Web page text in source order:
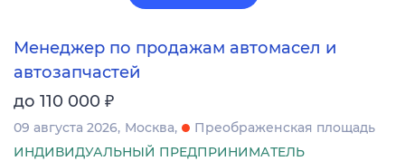
Менеджер по продажам автомасел и
автозапчастей
до 110 000 ₽
09 августа 2026 Москва
Преображенская площадь
ИНДИВИДУАЛЬНЫЙ ПРЕДПРИНИМАТЕЛЬ